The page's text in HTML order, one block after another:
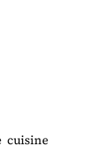
cuisine